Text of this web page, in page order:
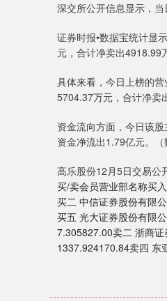
深交所公开信息显示，
证券时报•数据宝统计显
元，合计净卖出4918.99
具体来看，今日上榜的
5704.37万元，合计净卖
资金流向方面，今日该
资金净流出1.79亿元。（
高乐股份12月5日交易公
买/卖会员营业部名称买
买二 中信证券股份有限
买五 光大证券股份有限
7.305827.00卖二 浙商
1337.924170.84卖四 东